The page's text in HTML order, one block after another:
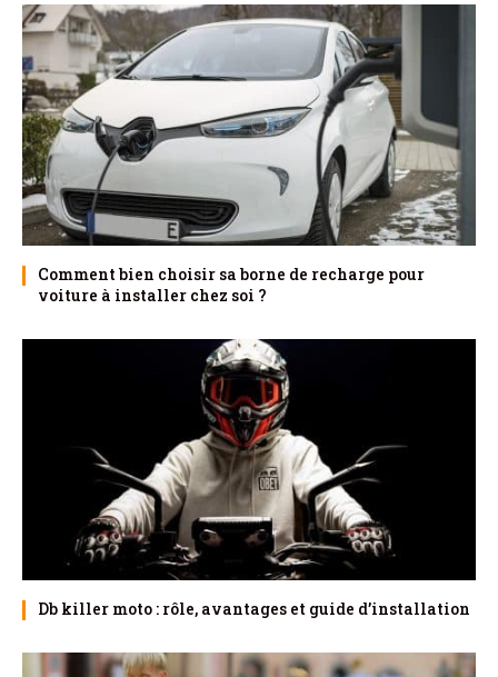
Comment bien choisir sa borne de recharge pour
voiture à installer chez soi ?
Db killer moto : rôle, avantages et guide d’installation